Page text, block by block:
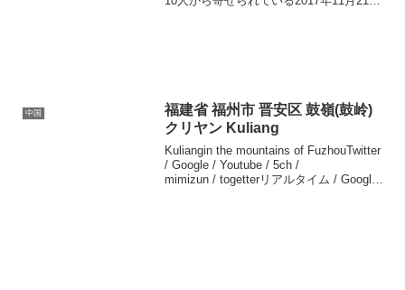
中国
福建省 福州市 晋安区 鼓嶺(鼓岭)
クリヤン Kuliang
Kuliangin the mountains of FuzhouTwitter
/ Google / Youtube / 5ch /
mimizun / togetterリアルタイム / Google